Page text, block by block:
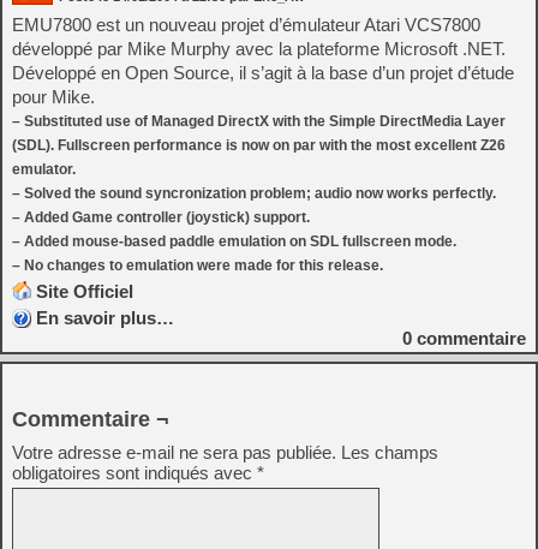
EMU7800 est un nouveau projet d’émulateur Atari VCS7800
développé par Mike Murphy avec la plateforme Microsoft .NET.
Développé en Open Source, il s’agit à la base d’un projet d’étude
pour Mike.
– Substituted use of Managed DirectX with the Simple DirectMedia Layer
(SDL). Fullscreen performance is now on par with the most excellent Z26
emulator.
– Solved the sound syncronization problem; audio now works perfectly.
– Added Game controller (joystick) support.
– Added mouse-based paddle emulation on SDL fullscreen mode.
– No changes to emulation were made for this release.
Site Officiel
En savoir plus…
0 commentaire
Commentaire ¬
Votre adresse e-mail ne sera pas publiée. Les champs
obligatoires sont indiqués avec *